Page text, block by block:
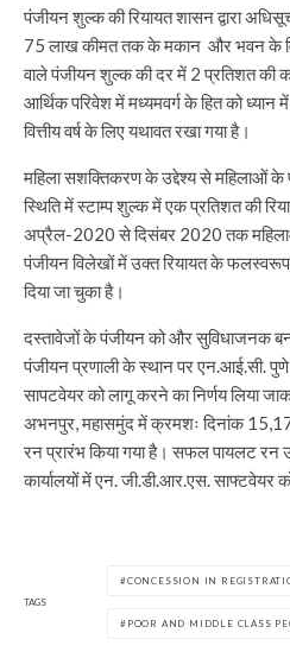
पंजीयन शुल्क की रियायत शासन द्वारा
75 लाख कीमत तक के मकान और भवन के
वाले पंजीयन शुल्क की दर में 2 प्रतिशत की
आर्थिक परिवेश में मध्यमवर्ग के हित को
वित्तीय वर्ष के लिए यथावत रखा गया है।
महिला सशक्तिकरण के उद्देश्य से महिलाओं के
स्थिति में स्टाम्प शुल्क में एक प्रतिशत की
अप्रैल-2020 से दिसंबर 2020 तक
पंजीयन विलेखों में उक्त रियायत के
दिया जा चुका है।
दस्तावेजों के पंजीयन को और सुविधाजनक
पंजीयन प्रणाली के स्थान पर एन.आई.सी. पुणे
सापटवेयर को लागू करने का निर्णय लिया
अभनपुर, महासमुंद में क्रमशः दिनांक
रन प्रारंभ किया गया है। सफल पायलट रन
कार्यालयों में एन. जी.डी.आर.एस. साफ्टवेयर
TAGS
CONCESSION IN
POOR AND MIDDLE CLASS